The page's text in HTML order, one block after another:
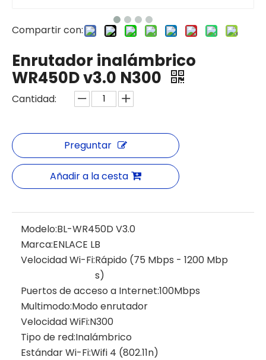
Compartir con:
Enrutador inalámbrico
WR450D v3.0 N300
Cantidad:
Preguntar
Añadir a la cesta
Modelo:BL-WR450D V3.0
Marca:ENLACE LB
Velocidad Wi-Fi:Rápido (75 Mbps - 1200 Mbp
s)
Puertos de acceso a Internet:100Mbps
Multimodo:Modo enrutador
Velocidad WiFi:N300
Tipo de red:Inalámbrico
Estándar Wi-Fi:Wifi 4 (802.11n)